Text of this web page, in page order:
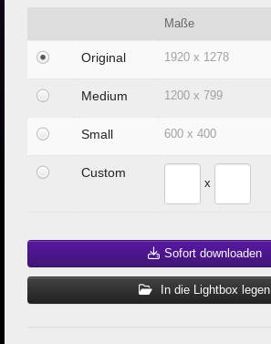
Maße
Original 1920 x 1278
Medium 1200 x 799
Small 600 x 400
Custom
x
Sofort downloaden
In die Lightbox legen